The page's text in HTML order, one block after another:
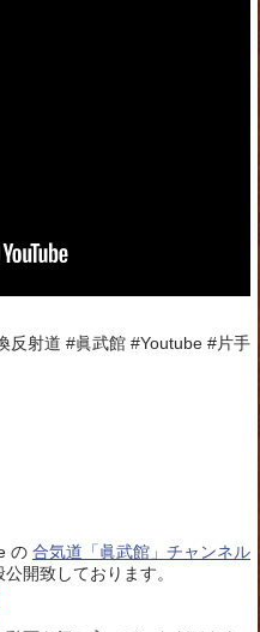
反射道 #眞武館 #Youtube #片手
の 合気道「眞武館」チャンネル
開致しております。